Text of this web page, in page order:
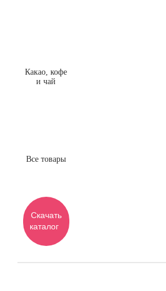
Какао, кофе
и чай
Все товары
Скачать
каталог